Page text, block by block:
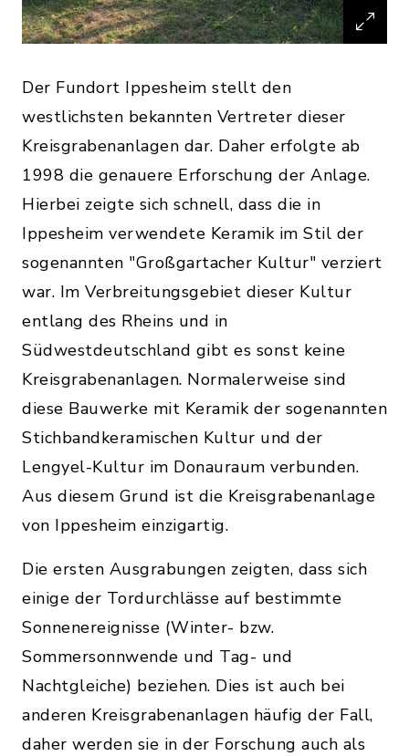
Der Fundort Ippesheim stellt den
westlichsten bekannten Vertreter dieser
Kreisgrabenanlagen dar. Daher erfolgte ab
1998 die genauere Erforschung der Anlage.
Hierbei zeigte sich schnell, dass die in
Ippesheim verwendete Keramik im Stil der
sogenannten "Großgartacher Kultur" verziert
war. Im Verbreitungsgebiet dieser Kultur
entlang des Rheins und in
Südwestdeutschland gibt es sonst keine
Kreisgrabenanlagen. Normalerweise sind
diese Bauwerke mit Keramik der sogenannten
Stichbandkeramischen Kultur und der
Lengyel-Kultur im Donauraum verbunden.
Aus diesem Grund ist die Kreisgrabenanlage
von Ippesheim einzigartig.
Die ersten Ausgrabungen zeigten, dass sich
einige der Tordurchlässe auf bestimmte
Sonnenereignisse (Winter- bzw.
Sommersonnwende und Tag- und
Nachtgleiche) beziehen. Dies ist auch bei
anderen Kreisgrabenanlagen häufig der Fall,
daher werden sie in der Forschung auch als